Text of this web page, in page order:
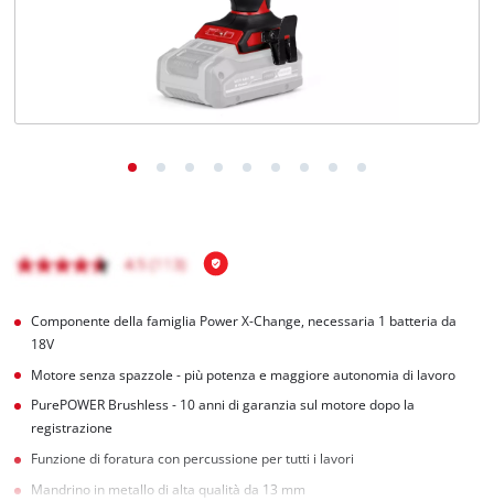
Componente della famiglia Power X-Change, necessaria 1 batteria da
18V
Motore senza spazzole - più potenza e maggiore autonomia di lavoro
PurePOWER Brushless - 10 anni di garanzia sul motore dopo la
registrazione
Funzione di foratura con percussione per tutti i lavori
Mandrino in metallo di alta qualità da 13 mm